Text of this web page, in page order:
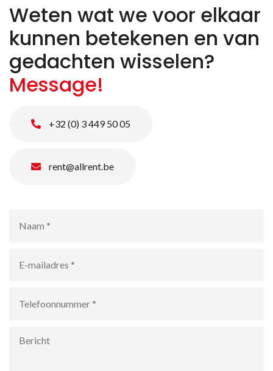
Weten wat we voor elkaar
kunnen betekenen en van
gedachten wisselen?
Message!
+32 (0) 3 449 50 05
rent@allrent.be
mailadres *